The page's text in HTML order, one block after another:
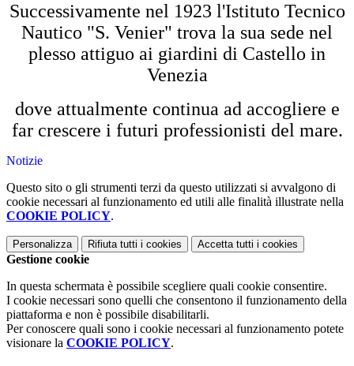
Successivamente nel 1923 l'Istituto Tecnico
Nautico "S. Venier" trova la sua sede nel
plesso attiguo ai giardini di Castello in
Venezia
dove attualmente continua ad accogliere e
far crescere i futuri professionisti del mare.
Notizie
Questo sito o gli strumenti terzi da questo utilizzati si avvalgono di
cookie necessari al funzionamento ed utili alle finalità illustrate nella
COOKIE POLICY.
Personalizza Rifiuta tutti i cookies Accetta tutti i cookies
Gestione cookie
In questa schermata è possibile scegliere quali cookie consentire.
I cookie necessari sono quelli che consentono il funzionamento della
piattaforma e non è possibile disabilitarli.
Per conoscere quali sono i cookie necessari al funzionamento potete
visionare la COOKIE POLICY.